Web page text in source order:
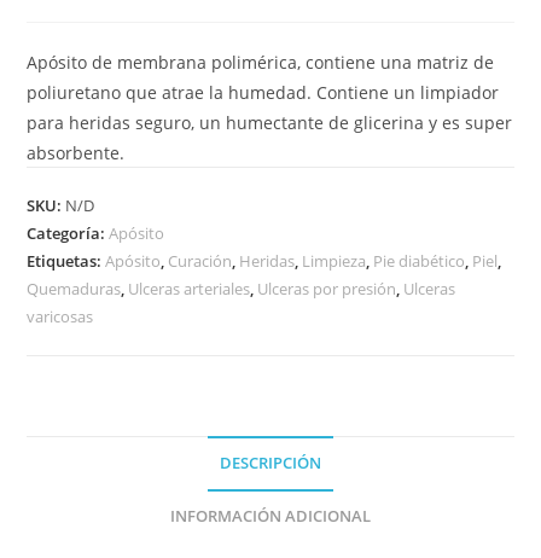
Apósito de membrana polimérica, contiene una matriz de
poliuretano que atrae la humedad. Contiene un limpiador
para heridas seguro, un humectante de glicerina y es super
absorbente.
SKU: N/D
Categoría:Apósito
Etiquetas:Apósito, Curación, Heridas, Limpieza, Pie diabético, Piel,
Quemaduras, Ulceras arteriales, Ulceras por presión, Ulceras
varicosas
DESCRIPCIÓN
INFORMACIÓN ADICIONAL